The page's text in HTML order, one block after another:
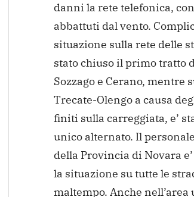
danni la rete telefonica,
abbattuti dal vento.
situazione sulla rete delle
stato chiuso il primo tratto
Sozzago e Cerano, mentre
Trecate-Olengo a causa
finiti sulla carreggiata, e’
unico alternato. Il
della Provincia di Novara
la situazione su tutte le
maltempo. Anche nell’area